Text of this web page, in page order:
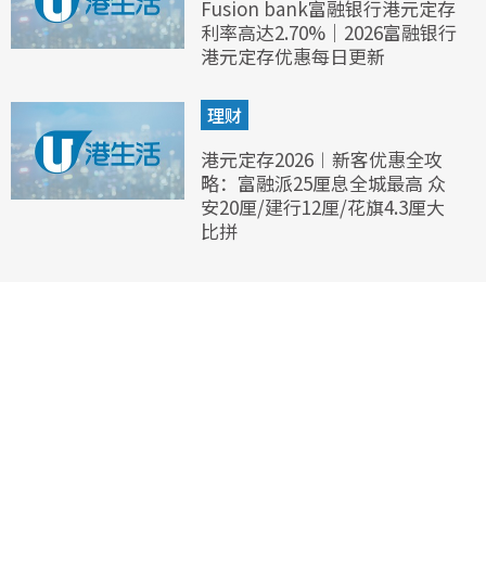
Fusion bank富融银行港元定存
利率高达2.70%｜2026富融银行
港元定存优惠每日更新
理财
港元定存2026︱新客优惠全攻
略：富融派25厘息全城最高 众
安20厘/建行12厘/花旗4.3厘大
比拼